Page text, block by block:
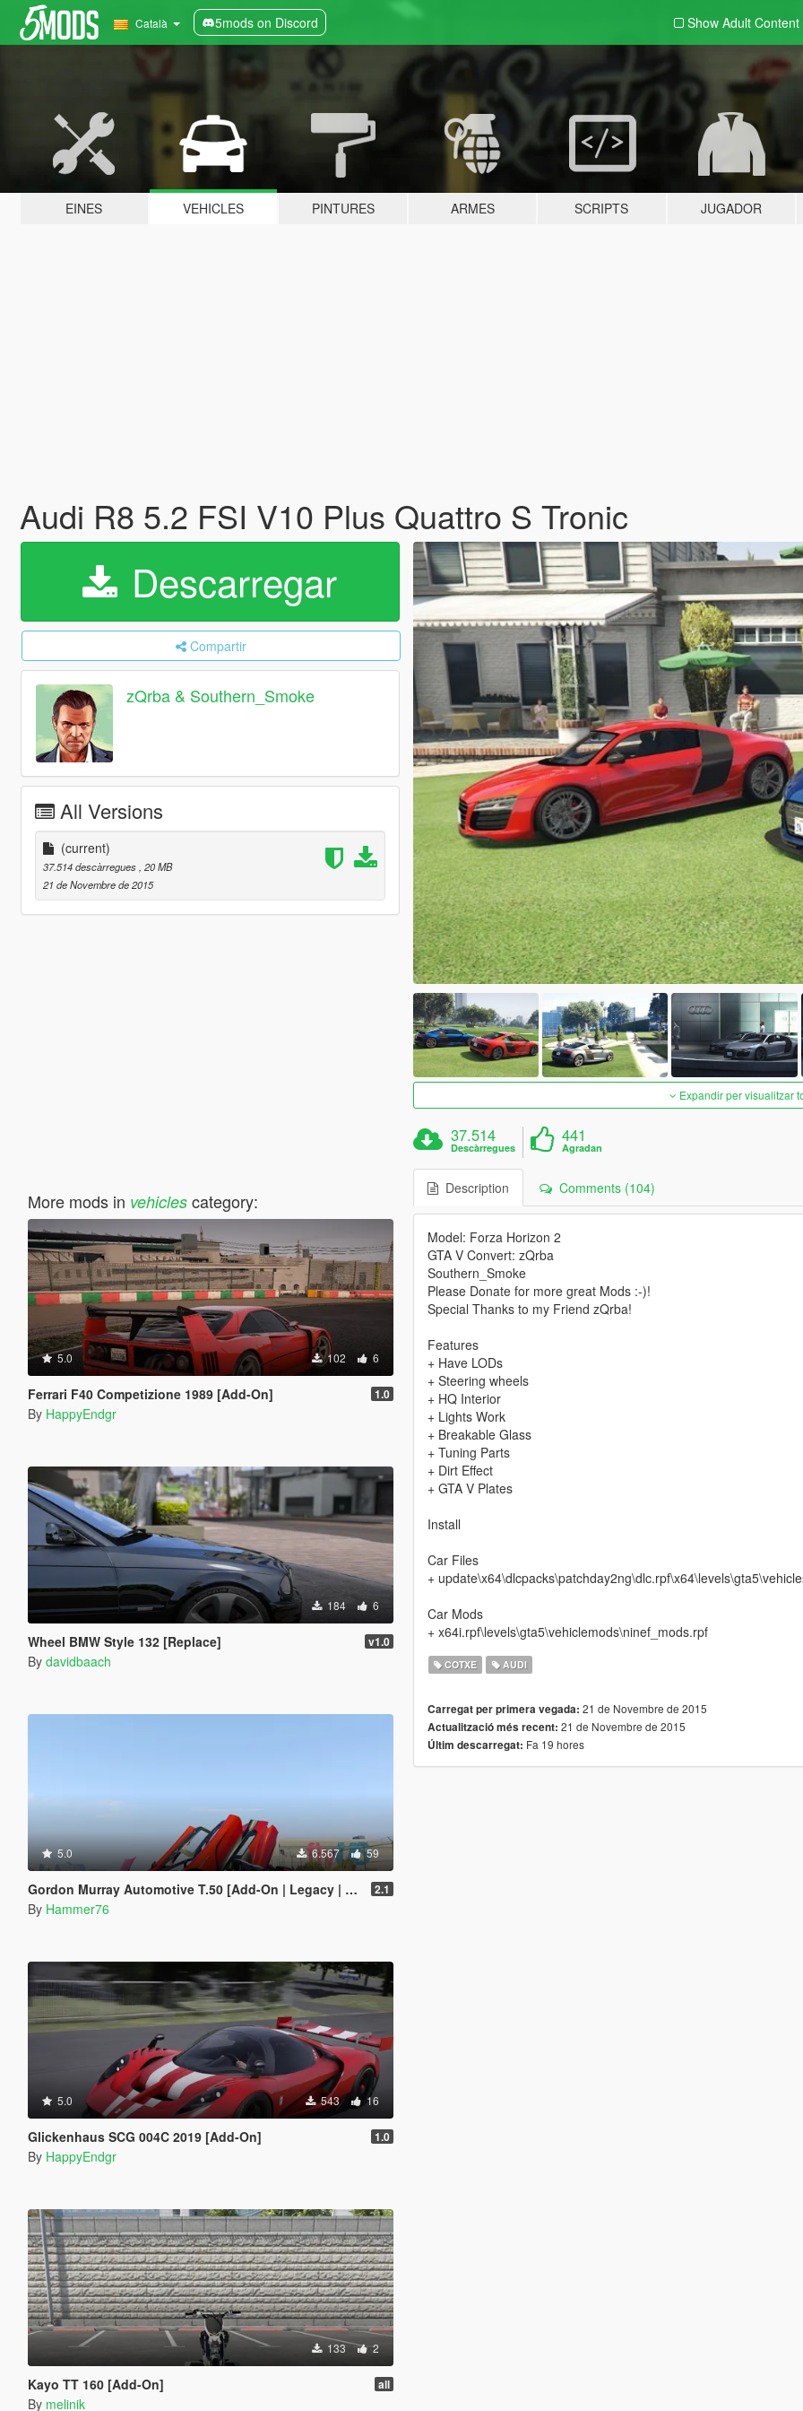
Català 5mods on Discord Show Adult Content
EINES VEHICLES PINTURES ARMES SCRIPTS JUGADOR
Audi R8 5.2 FSI V10 Plus Quattro S Tronic
Descarregar
Compartir
zQrba & Southern_Smoke
All Versions
(current)
37.514 descàrregues , 20 MB
21 de Novembre de 2015
More mods in vehiclescategory:
5.0 102 6
Ferrari F40 Competizione 1989 [Add-On] 1.0
By HappyEndgr
184 6
Wheel BMW Style 132 [Replace] v1.0
By davidbaach
5.0 6.567 59
Gordon Murray Automotive T.50 [Add-On | Legacy | Enhanced] 2.1
By Hammer76
5.0 543 16
Glickenhaus SCG 004C 2019 [Add-On] 1.0
By HappyEndgr
133 2
Kayo TT 160 [Add-On] all
By melinik
Expandir per visualitzar
37.514
Descàrregues
441
Agradan
Description Comments (104)
Model: Forza Horizon 2
GTA V Convert: zQrba
Southern_Smoke
Please Donate for more great Mods :-)!
Special Thanks to my Friend zQrba!
Features
+ Have LODs
+ Steering wheels
+ HQ Interior
+ Lights Work
+ Breakable Glass
+ Tuning Parts
+ Dirt Effect
+ GTA V Plates
Install
Car Files
+
Car Mods
+ x64i.rpf\levels\gta5\vehiclemods\ninef_mods.rpf
COTXE AUDI
Carregat per primera vegada: 21 de Novembre de 2015
Actualització més recent: 21 de Novembre de 2015
Últim descarregat: Fa 19 hores